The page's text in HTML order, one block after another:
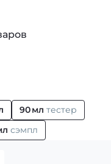
90 мл тестер
сэмпл